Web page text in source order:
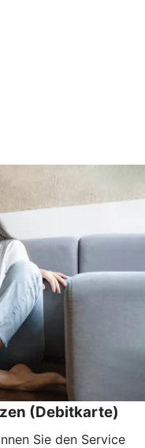
(Debitkarte)
Sie den Service